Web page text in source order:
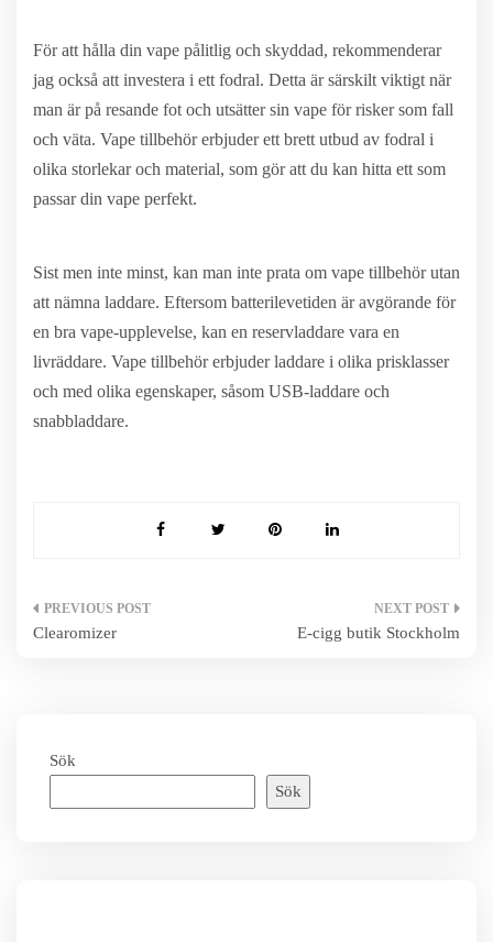
För att hålla din vape pålitlig och skyddad, rekommenderar
jag också att investera i ett fodral. Detta är särskilt viktigt när
man är på resande fot och utsätter sin vape för risker som fall
och väta. Vape tillbehör erbjuder ett brett utbud av fodral i
olika storlekar och material, som gör att du kan hitta ett som
passar din vape perfekt.
Sist men inte minst, kan man inte prata om vape tillbehör utan
att nämna laddare. Eftersom batterilevetiden är avgörande för
en bra vape-upplevelse, kan en reservladdare vara en
livräddare. Vape tillbehör erbjuder laddare i olika prisklasser
och med olika egenskaper, såsom USB-laddare och
snabbladdare.
Inläggsnavigering
Clearomizer E-cigg butik Stockholm
Sök
Sök